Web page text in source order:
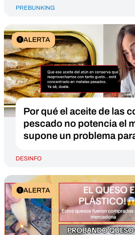
PREBUNKING
ALERTA
Por qué el aceite de las
pescado no potencia el
supone un problema
DESINFO
ALERTA